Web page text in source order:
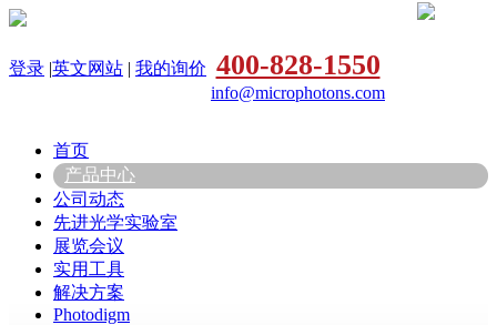
登录 |英文网站 | 我的询价 400-828-1550
info@microphotons.com
首页
产品中心
公司动态
先进光学实验室
展览会议
实用工具
解决方案
Photodigm